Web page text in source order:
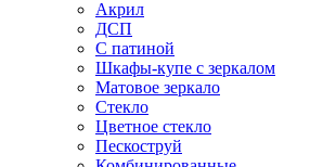
Акрил
ДСП
С патиной
Шкафы-купе с зеркалом
Матовое зеркало
Стекло
Цветное стекло
Пескоструй